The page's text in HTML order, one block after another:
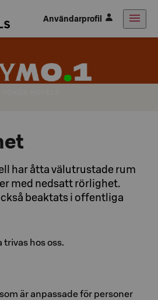
Användarprofil
har åtta välutrustade rum
med nedsatt rörlighet.
beaktats i offentliga
trivas hos oss.
är anpassade för personer